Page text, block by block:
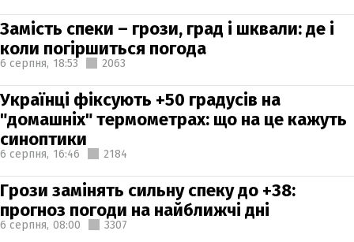
Замість спеки – грози, град і шквали: де і
коли погіршиться погода
6 серпня, 18:53 2063
Українці фіксують +50 градусів на
"домашніх" термометрах: що на це кажуть
синоптики
6 серпня, 16:46 2184
Грози замінять сильну спеку до +38:
прогноз погоди на найближчі дні
6 серпня, 08:00 3307